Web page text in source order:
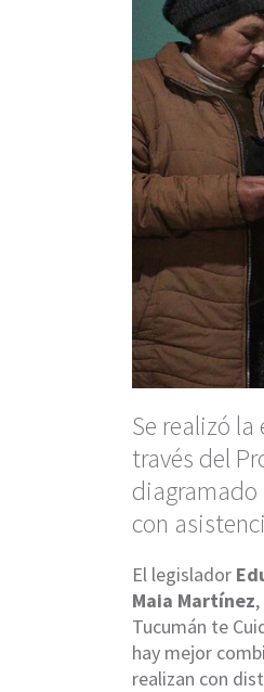
Se realizó
través del
diagramado
con
El legislador
Maia Martínez
Tucumán te
hay mejor
realizan con